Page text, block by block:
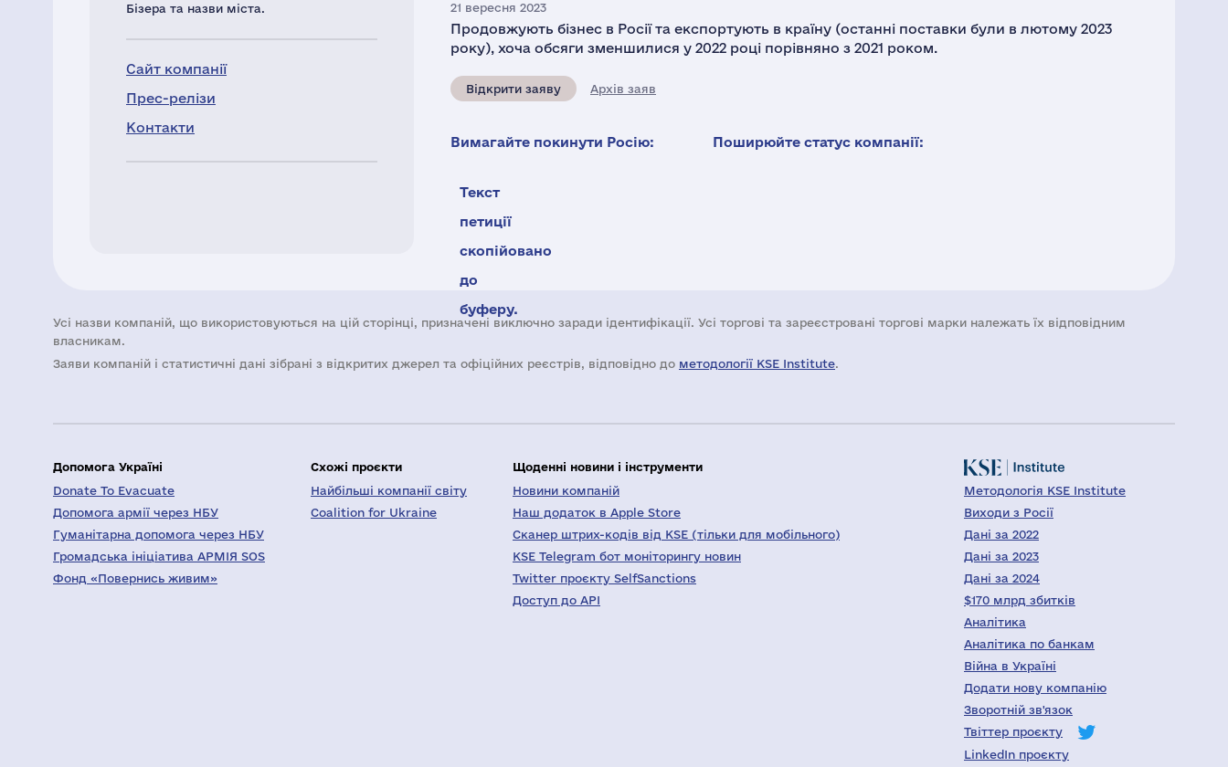
Бізера та назви міста.
Сайт компанії
Прес-релізи
Контакти
21 вересня 2023
Продовжують бізнес в Росії та експортують в країну (останні поставки були в лютому 2023
року), хоча обсяги зменшилися у 2022 році порівняно з 2021 роком.
Відкрити заяву Архів заяв
Вимагайте покинути Росію:
Текст
петиції
скопійовано
до
буферу.
Поширюйте статус компанії:
Усі назви компаній, що використовуються на цій сторінці, призначені виключно заради ідентифікації. Усі торгові та зареєстровані торгові марки належать їх відповідним
власникам.
Заяви компаній i статистичні дані зібрані з відкритих джерел та офіційних реєстрів, відповідно до методології KSE Institute.
Допомога Україні
Donate To Evacuate
Допомога армії через НБУ
Гуманітарна допомога через НБУ
Громадська ініціатива АРМІЯ SOS
Фонд «Повернись живим»
Схожі проєкти
Найбільші компанії світу
Coalition for Ukraine
Щоденні новини і інструменти
Новини компаній
Наш додаток в Apple Store
Сканер штрих-кодів від KSE (тільки для мобільного)
KSE Telegram бот моніторингу новин
Twitter проєкту SelfSanctions
Доступ до API
Методологія KSE Institute
Виходи з Росії
Дані за 2022
Дані за 2023
Дані за 2024
$170 млрд збитків
Аналітика
Аналітика по банкам
Війна в Україні
Додати нову компанію
Зворотній зв'язок
Твіттер проєкту
LinkedIn проєкту